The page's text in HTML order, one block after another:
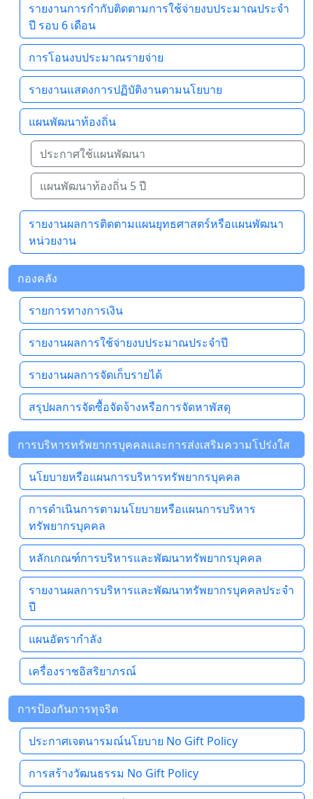
รายงานการกำกับติดตามการใช้จ่ายงบประมาณประจำ
ปี รอบ 6 เดือน
การโอนงบประมาณรายจ่าย
รายงานแสดงการปฏิบัติงานตามนโยบาย
แผนพัฒนาท้องถิ่น
ประกาศใช้แผนพัฒนา
แผนพัฒนาท้องถิ่น 5 ปี
รายงานผลการติดตามแผนยุทธศาสตร์หรือแผนพัฒนา
หน่วยงาน
กองคลัง
รายการทางการเงิน
รายงานผลการใช้จ่ายงบประมาณประจำปี
รายงานผลการจัดเก็บรายได้
สรุปผลการจัดซื้อจัดจ้างหรือการจัดหาพัสดุ
การบริหารทรัพยากรบุคคลและการส่งเสริมความโปร่งใส
นโยบายหรือแผนการบริหารทรัพยากรบุคคล
การดำเนินการตามนโยบายหรือแผนการบริหาร
ทรัพยากรบุคคล
หลักเกณฑ์การบริหารและพัฒนาทรัพยากรบุคคล
รายงานผลการบริหารและพัฒนาทรัพยากรบุคคลประจำ
ปี
แผนอัตรากำลัง
เครื่องราชอิสริยาภรณ์
การป้องกันการทุจริต
ประกาศเจตนารมณ์นโยบาย No Gift Policy
การสร้างวัฒนธรรม No Gift Policy